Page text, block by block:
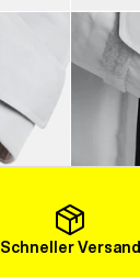
Mehr laden
Schneller Versand